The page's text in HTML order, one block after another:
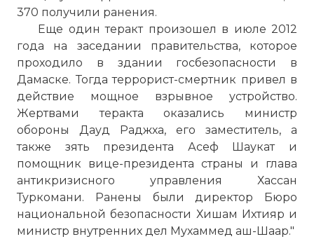
370 получили ранения.
Еще один теракт произошел в июле 2012
года на заседании правительства, которое
проходило в здании госбезопасности в
Дамаске. Тогда террорист-смертник привел в
действие мощное взрывное устройство.
Жертвами теракта оказались министр
обороны Дауд Раджха, его заместитель, а
также зять президента Асеф Шаукат и
помощник вице-президента страны и глава
антикризисного управления Хассан
Туркомани. Ранены были директор Бюро
национальной безопасности Хишам Ихтияр и
министр внутренних дел Мухаммед аш-Шаар."